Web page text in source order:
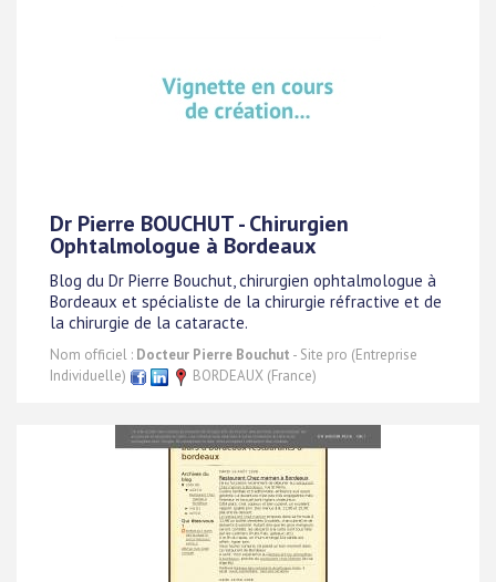
Dr Pierre BOUCHUT - Chirurgien
Ophtalmologue à Bordeaux
Blog du Dr Pierre Bouchut, chirurgien ophtalmologue à
Bordeaux et spécialiste de la chirurgie réfractive et de
la chirurgie de la cataracte.
Nom officiel : Docteur Pierre Bouchut - Site pro (Entreprise
Individuelle)
BORDEAUX (France)